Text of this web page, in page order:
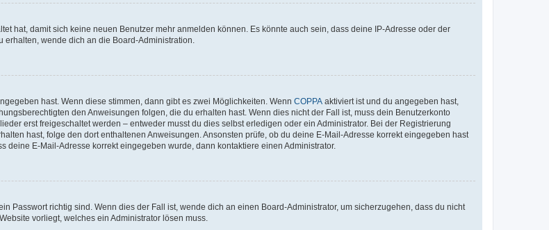
hat, damit sich keine neuen Benutzer mehr anmelden können. Es könnte auch sein, dass deine IP-Adresse oder der
wende dich an die Board-Administration.
hast. Wenn diese stimmen, dann gibt es zwei Möglichkeiten. Wenn COPPA aktiviert ist und du angegeben hast,
den Anweisungen folgen, die du erhalten hast. Wenn dies nicht der Fall ist, muss dein Benutzerkonto
erst freigeschaltet werden – entweder musst du dies selbst erledigen oder ein Administrator. Bei der Registrierung
hast, folge den dort enthaltenen Anweisungen. Ansonsten prüfe, ob du deine E-Mail-Adresse korrekt eingegeben hast
E-Mail-Adresse korrekt eingegeben wurde, dann kontaktiere einen Administrator.
Passwort richtig sind. Wenn dies der Fall ist, wende dich an einen Board-Administrator, um sicherzugehen, dass du nicht
vorliegt, welches ein Administrator lösen muss.